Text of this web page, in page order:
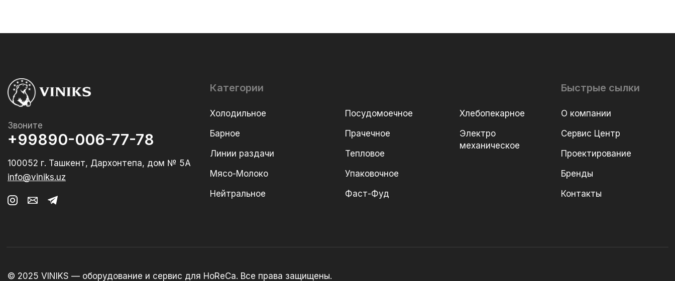
Звоните
+99890-006-77-78
100052 г. Ташкент, Дархонтепа, дом № 5А
info@viniks.uz
Категории
Холодильное
Барное
Линии раздачи
Мясо-Молоко
Нейтральное
Посудомоечное
Прачечное
Тепловое
Упаковочное
Фаст-Фуд
Хлебопекарное
Электро
механическое
Быстрые сылки
О компании
Сервис Центр
Проектирование
Бренды
Контакты
© 2025 VINIKS — оборудование и сервис для HoReCa. Все права защищены.